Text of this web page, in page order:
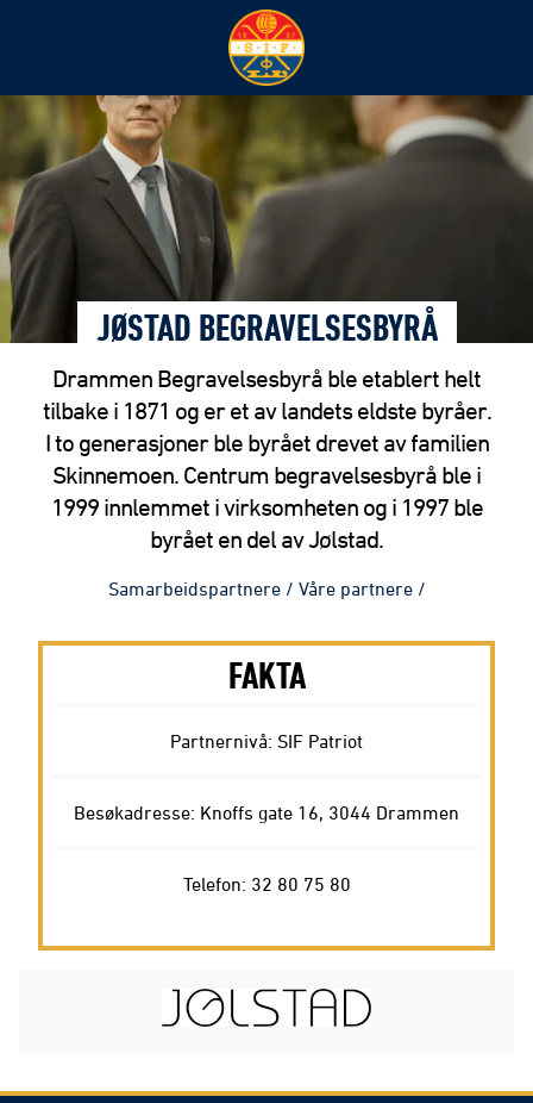
JØSTAD BEGRAVELSESBYRÅ
Drammen Begravelsesbyrå ble etablert helt
tilbake i 1871 og er et av landets eldste byråer.
I to generasjoner ble byrået drevet av familien
Skinnemoen. Centrum begravelsesbyrå ble i
1999 innlemmet i virksomheten og i 1997 ble
byrået en del av Jølstad.
Samarbeidspartnere / Våre partnere /
FAKTA
Partnernivå: SIF Patriot
Besøkadresse: Knoffs gate 16, 3044 Drammen
Telefon: 32 80 75 80